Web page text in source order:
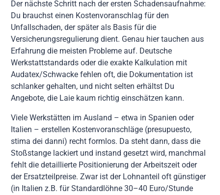
Der nächste Schritt nach der ersten Schadensaufnahme:
Du brauchst einen Kostenvoranschlag für den
Unfallschaden, der später als Basis für die
Versicherungsregulierung dient. Genau hier tauchen aus
Erfahrung die meisten Probleme auf. Deutsche
Werkstattstandards oder die exakte Kalkulation mit
Audatex/Schwacke fehlen oft, die Dokumentation ist
schlanker gehalten, und nicht selten erhältst Du
Angebote, die Laie kaum richtig einschätzen kann.
Viele Werkstätten im Ausland – etwa in Spanien oder
Italien – erstellen Kostenvoranschläge (presupuesto,
stima dei danni) recht formlos. Da steht dann, dass die
Stoßstange lackiert und instand gesetzt wird, manchmal
fehlt die detaillierte Positionierung der Arbeitszeit oder
der Ersatzteilpreise. Zwar ist der Lohnanteil oft günstiger
(in Italien z.B. für Standardlöhne 30–40 Euro/Stunde